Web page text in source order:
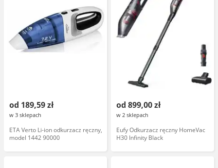
od 189,59 zł
w 3 sklepach
ETA Verto Li-ion odkurzacz ręczny,
model 1442 90000
od 899,00 zł
w 2 sklepach
Eufy Odkurzacz ręczny HomeVac
H30 Infinity Black